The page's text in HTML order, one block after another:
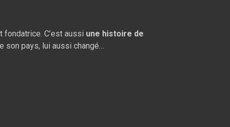
fondatrice. C’est aussi une histoire de
son pays, lui aussi changé…